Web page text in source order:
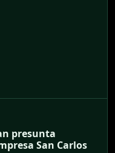
presunta
San Carlos